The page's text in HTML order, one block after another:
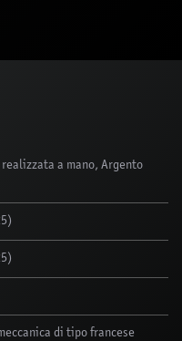
realizzata a mano, Argento
di tipo francese